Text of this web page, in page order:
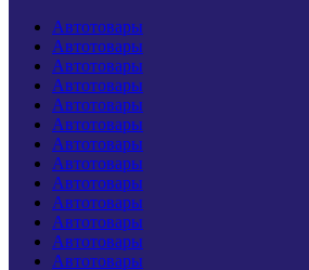
Автотовары
Автотовары
Автотовары
Автотовары
Автотовары
Автотовары
Автотовары
Автотовары
Автотовары
Автотовары
Автотовары
Автотовары
Автотовары